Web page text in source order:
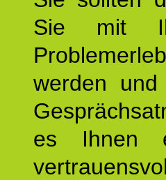
Sie mit
werden
es Ihnen